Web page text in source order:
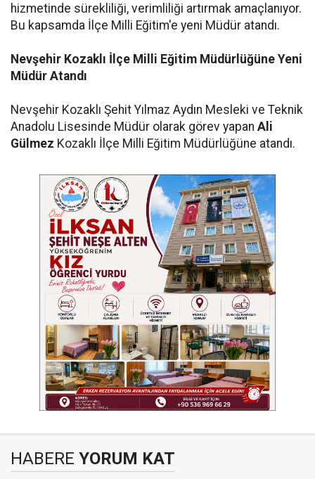
hizmetinde sürekliliği, verimliliği artırmak amaçlanıyor.
Bu kapsamda İlçe Milli Eğitim'e yeni Müdür atandı.
Nevşehir Kozaklı İlçe Milli Eğitim Müdürlüğüne Yeni
Müdür Atandı
Nevşehir Kozaklı Şehit Yılmaz Aydın Mesleki ve Teknik
Anadolu Lisesinde Müdür olarak görev yapan Ali
Gülmez Kozaklı İlçe Milli Eğitim Müdürlüğüne atandı.
HABERE YORUM KAT